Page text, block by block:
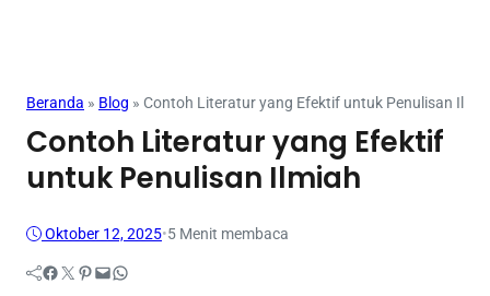
Beranda » Blog » Contoh Literatur yang Efektif untuk Penulisan
Contoh Literatur yang Efektif
untuk Penulisan Ilmiah
Oktober 12, 2025•5 Menit membaca
Facebook Twitter Pinterest Mail WhatsApp